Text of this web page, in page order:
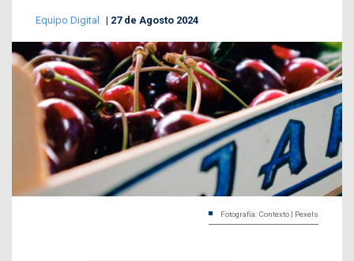
Equipo Digital 27 de Agosto 2024
Fotografía: Contexto | Pexels